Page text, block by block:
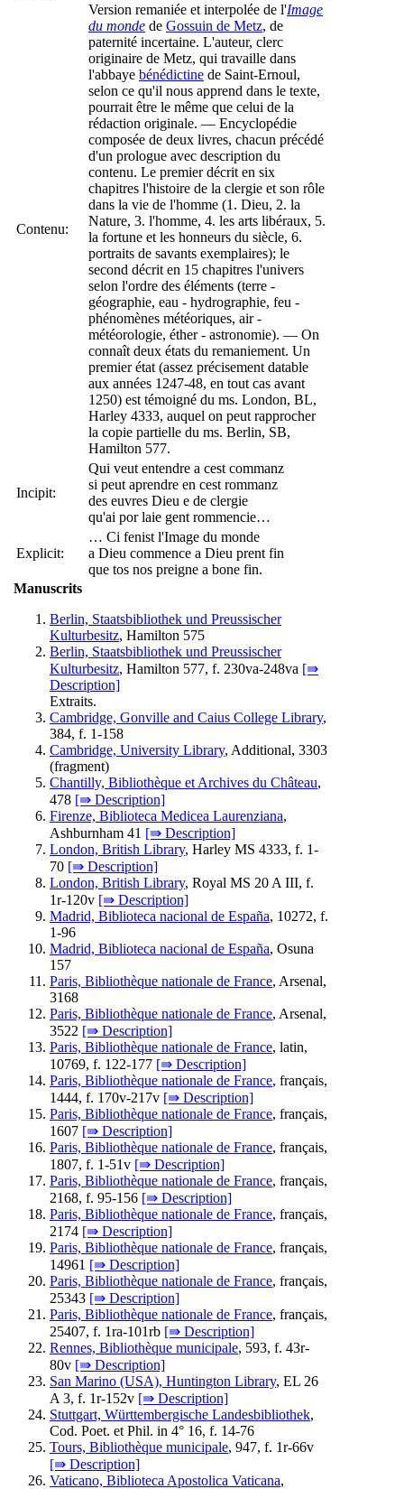
Contenu:
Version remaniée et interpolée de l'Image
du monde de Gossuin de Metz, de
paternité incertaine. L'auteur, clerc
originaire de Metz, qui travaille dans
l'abbaye bénédictine de Saint-Ernoul,
selon ce qu'il nous apprend dans le texte,
pourrait être le même que celui de la
rédaction originale. — Encyclopédie
composée de deux livres, chacun précédé
d'un prologue avec description du
contenu. Le premier décrit en six
chapitres l'histoire de la clergie et son rôle
dans la vie de l'homme (1. Dieu, 2. la
Nature, 3. l'homme, 4. les arts libéraux, 5.
la fortune et les honneurs du siècle, 6.
portraits de savants exemplaires); le
second décrit en 15 chapitres l'univers
selon l'ordre des éléments (terre -
géographie, eau - hydrographie, feu -
phénomènes météoriques, air -
météorologie, éther - astronomie). — On
connaît deux états du remaniement. Un
premier état (assez précisement datable
aux années 1247-48, en tout cas avant
1250) est témoigné du ms. London, BL,
Harley 4333, auquel on peut rapprocher
la copie partielle du ms. Berlin, SB,
Hamilton 577.
Incipit:
Qui veut entendre a cest commanz
si peut aprendre en cest rommanz
des euvres Dieu e de clergie
qu'ai por laie gent rommencie…
Explicit:
… Ci fenist l'Image du monde
a Dieu commence a Dieu prent fin
que tos nos preigne a bone fin.
Manuscrits
Berlin, Staatsbibliothek und Preussischer
Kulturbesitz, Hamilton 575
Berlin, Staatsbibliothek und Preussischer
Kulturbesitz, Hamilton 577, f. 230va-248va [⇛
Description]
Extraits.
Cambridge, Gonville and Caius College Library,
384, f. 1-158
Cambridge, University Library, Additional, 3303
(fragment)
Chantilly, Bibliothèque et Archives du Château,
478 [⇛ Description]
Firenze, Biblioteca Medicea Laurenziana,
Ashburnham 41 [⇛ Description]
London, British Library, Harley MS 4333, f. 1-
70 [⇛ Description]
London, British Library, Royal MS 20 A III, f.
1r-120v [⇛ Description]
Madrid, Biblioteca nacional de España, 10272, f.
1-96
Madrid, Biblioteca nacional de España, Osuna
157
Paris, Bibliothèque nationale de France, Arsenal,
3168
Paris, Bibliothèque nationale de France, Arsenal,
3522 [⇛ Description]
Paris, Bibliothèque nationale de France, latin,
10769, f. 122-177 [⇛ Description]
Paris, Bibliothèque nationale de France, français,
1444, f. 170v-217v [⇛ Description]
Paris, Bibliothèque nationale de France, français,
1607 [⇛ Description]
Paris, Bibliothèque nationale de France, français,
1807, f. 1-51v [⇛ Description]
Paris, Bibliothèque nationale de France, français,
2168, f. 95-156 [⇛ Description]
Paris, Bibliothèque nationale de France, français,
2174 [⇛ Description]
Paris, Bibliothèque nationale de France, français,
14961 [⇛ Description]
Paris, Bibliothèque nationale de France, français,
25343 [⇛ Description]
Paris, Bibliothèque nationale de France, français,
25407, f. 1ra-101rb [⇛ Description]
Rennes, Bibliothèque municipale, 593, f. 43r-
80v [⇛ Description]
San Marino (USA), Huntington Library, EL 26
A 3, f. 1r-152v [⇛ Description]
Stuttgart, Württembergische Landesbibliothek,
Cod. Poet. et Phil. in 4° 16, f. 14-76
Tours, Bibliothèque municipale, 947, f. 1r-66v
[⇛ Description]
Vaticano, Biblioteca Apostolica Vaticana,